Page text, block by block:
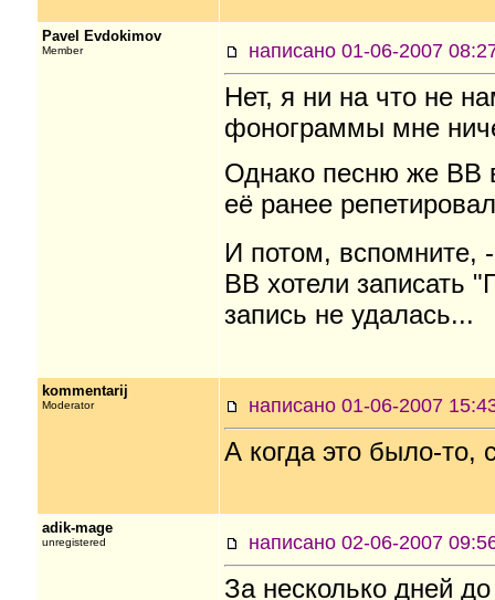
Pavel Evdokimov
Member написано 01-06-2007
Нет, я ни на что не
фонограммы мне
Однако песню же ВВ
её ранее
И потом, вспомните,
ВВ хотели записать
запись не удалась...
kommentarij
Moderator написано 01-06-2007
А когда это было-то,
adik-mage
unregistered написано 02-06-
За несколько дней